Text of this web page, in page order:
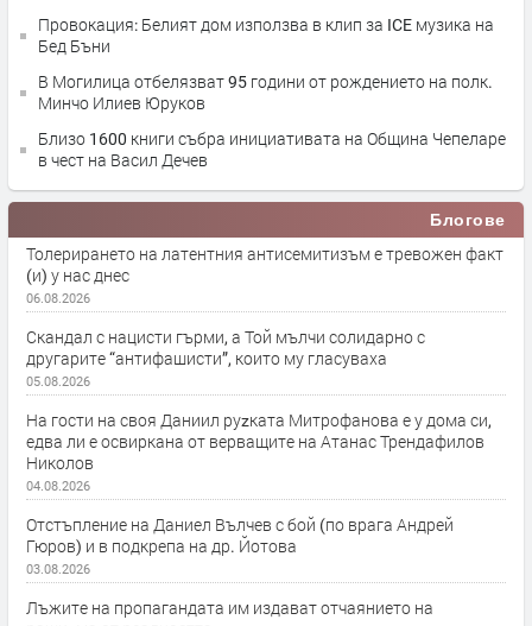
Провокация: Белият дом използва в клип за ICE музика на
Бед Бъни
В Могилица отбелязват 95 години от рождението на полк.
Минчо Илиев Юруков
Близо 1600 книги събра инициативата на Община Чепеларе
в чест на Васил Дечев
Блогове
Толерирането на латентния антисемитизъм е тревожен факт
(и) у нас днес
06.08.2026
Скандал с нацисти гърми, а Той мълчи солидарно с
другарите “антифашисти”, които му гласуваха
05.08.2026
На гости на своя Даниил руzката Митрофанова е у дома си,
едва ли е освиркана от верващите на Атанас Трендафилов
Николов
04.08.2026
Отстъпление на Даниел Вълчев с бой (по врага Андрей
Гюров) и в подкрепа на др. Йотова
03.08.2026
Лъжите на пропагандата им издават отчаянието на